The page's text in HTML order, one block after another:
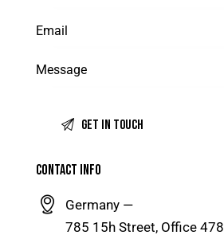
CONTACT INFO
Germany —
785 15h Street, Office 478